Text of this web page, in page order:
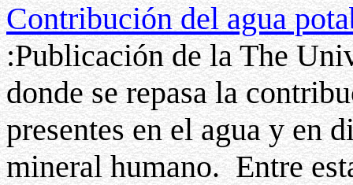
Contribución del agua
:Publicación de la The
donde se repasa la
presentes en el agua y en
mineral humano. Entre